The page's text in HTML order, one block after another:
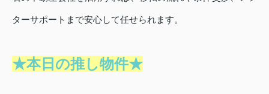
ターサポートまで安心して任せられます。
★本日の推し物件★